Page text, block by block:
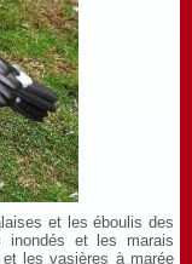
et les éboulis des
inondés et les marais
les vasières à marée